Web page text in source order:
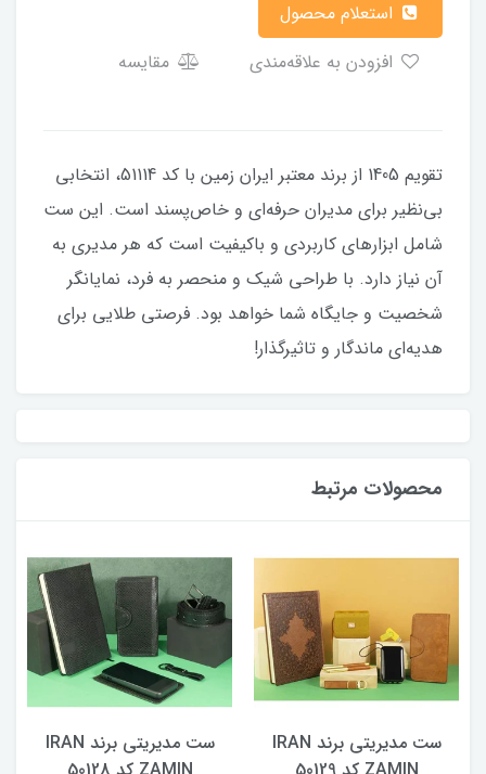
مقایسه
تقویم 1405 از برند معتبر ایران زمین با کد 51114، انتخابی
بی‌نظیر برای مدیران حرفه‌ای و خاص‌پسند است. این ست
شامل ابزارهای کاربردی و باکیفیت است که هر مدیری به
آن نیاز دارد. با طراحی شیک و منحصر به فرد، نمایانگر
شخصیت و جایگاه شما خواهد بود. فرصتی طلایی برای
هدیه‌ای ماندگار و تاثیرگذار!
محصولات مرتبط
ست مدیریتی برند IRAN
ست مدیریتی برند IRAN